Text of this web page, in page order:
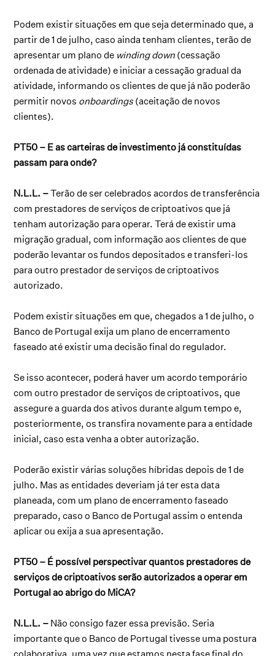
Podem existir situações em que seja determinado que, a
partir de 1 de julho, caso ainda tenham clientes, terão de
apresentar um plano de winding down (cessação
ordenada de atividade) e iniciar a cessação gradual da
atividade, informando os clientes de que já não poderão
permitir novos onboardings (aceitação de novos
clientes).
PT50 – E as carteiras de investimento já constituídas
passam para onde?
N.L.L. –Terão de ser celebrados acordos de transferência
com prestadores de serviços de criptoativos que já
tenham autorização para operar. Terá de existir uma
migração gradual, com informação aos clientes de que
poderão levantar os fundos depositados e transferi-los
para outro prestador de serviços de criptoativos
autorizado.
Podem existir situações em que, chegados a 1 de julho, o
Banco de Portugal exija um plano de encerramento
faseado até existir uma decisão final do regulador.
Se isso acontecer, poderá haver um acordo temporário
com outro prestador de serviços de criptoativos, que
assegure a guarda dos ativos durante algum tempo e,
posteriormente, os transfira novamente para a entidade
inicial, caso esta venha a obter autorização.
Poderão existir várias soluções híbridas depois de 1 de
julho. Mas as entidades deveriam já ter esta data
planeada, com um plano de encerramento faseado
preparado, caso o Banco de Portugal assim o entenda
aplicar ou exija a sua apresentação.
PT50 – É possível perspectivar quantos prestadores de
serviços de criptoativos serão autorizados a operar em
Portugal ao abrigo do MiCA?
N.L.L. – Não consigo fazer essa previsão. Seria
importante que o Banco de Portugal tivesse uma postura